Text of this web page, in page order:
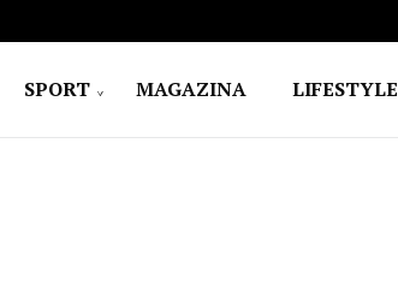
SPORT MAGAZINA LIFESTYLE